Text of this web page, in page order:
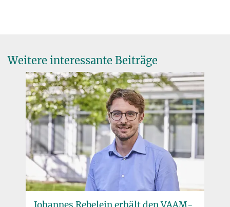
toerb@...
Dr. Virginia Geisel
Press Officer
+49 160 91387-362
virginia.geisel@...
Weitere interessante Beiträge